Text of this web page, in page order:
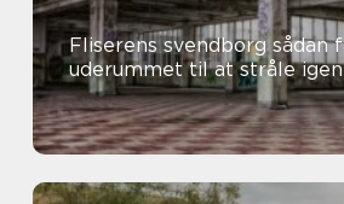
Fliserens svendborg sådan får du
uderummet til at stråle igen